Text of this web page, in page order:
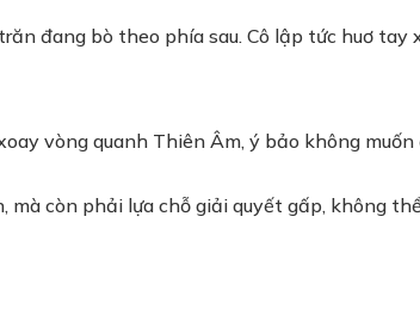
đang bò theo phía sau. Cô lập tức huơ tay
vòng quanh Thiên Âm, ý bảo không muốn
còn phải lựa chỗ giải quyết gấp, không